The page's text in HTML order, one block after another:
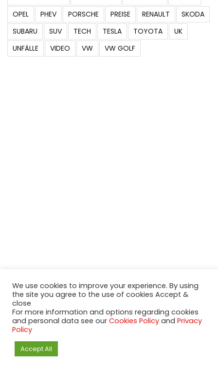
OPEL
PHEV PORSCHE PREISE RENAULT
SKODA
SUBARU
SUV TECH TESLA TOYOTA
UK
UNFÄLLE
VIDEO VW VW GOLF
2020-2023 NeueModelleAutos.de. KaripNetwork - All rights
We use cookies to improve your experience. By using
the site you agree to the use of cookies Accept &
close
For more information and options regarding cookies
and personal data see our Cookies Policy and Privacy
Policy
Accept All